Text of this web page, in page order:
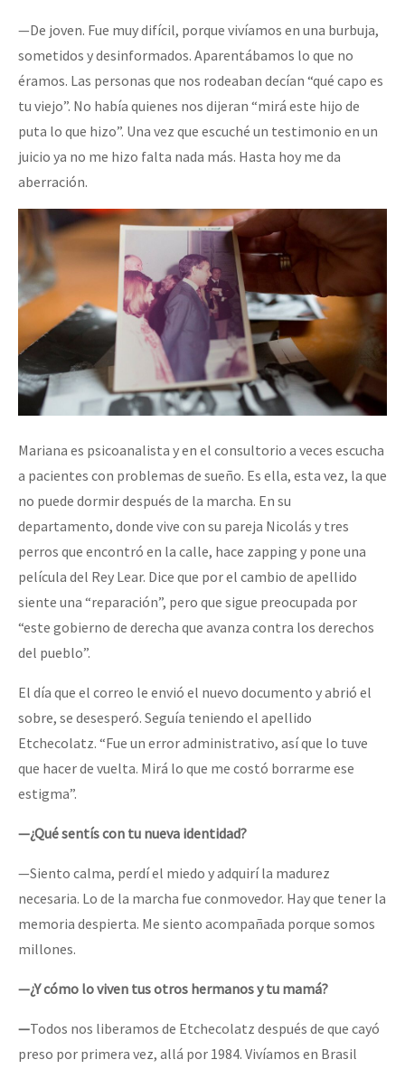
—De joven. Fue muy difícil, porque vivíamos en una burbuja,
sometidos y desinformados. Aparentábamos lo que no
éramos. Las personas que nos rodeaban decían “qué capo es
tu viejo”. No había quienes nos dijeran “mirá este hijo de
puta lo que hizo”. Una vez que escuché un testimonio en un
juicio ya no me hizo falta nada más. Hasta hoy me da
aberración.
Mariana es psicoanalista y en el consultorio a veces escucha
a pacientes con problemas de sueño. Es ella, esta vez, la que
no puede dormir después de la marcha. En su
departamento, donde vive con su pareja Nicolás y tres
perros que encontró en la calle, hace zapping y pone una
película del Rey Lear. Dice que por el cambio de apellido
siente una “reparación”, pero que sigue preocupada por
“este gobierno de derecha que avanza contra los derechos
del pueblo”.
El día que el correo le envió el nuevo documento y abrió el
sobre, se desesperó. Seguía teniendo el apellido
Etchecolatz. “Fue un error administrativo, así que lo tuve
que hacer de vuelta. Mirá lo que me costó borrarme ese
estigma”.
—¿Qué sentís con tu nueva identidad?
—Siento calma, perdí el miedo y adquirí la madurez
necesaria. Lo de la marcha fue conmovedor. Hay que tener la
memoria despierta. Me siento acompañada porque somos
millones.
—¿Y cómo lo viven tus otros hermanos y tu mamá?
—Todos nos liberamos de Etchecolatz después de que cayó
preso por primera vez, allá por 1984. Vivíamos en Brasil